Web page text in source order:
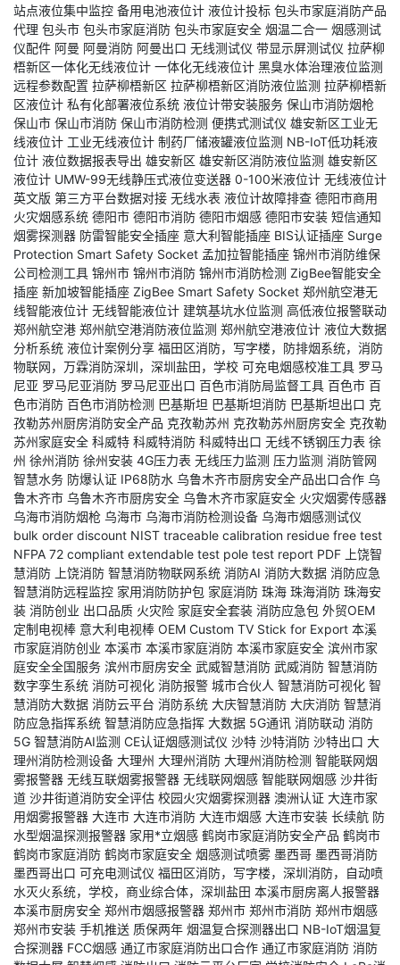
站点液位集中监控 备用电池液位计 液位计投标 包头市家庭消防产品
代理 包头市 包头市家庭消防 包头市家庭安全 烟温二合一 烟感测试
仪配件 阿曼 阿曼消防 阿曼出口 无线测试仪 带显示屏测试仪 拉萨柳
梧新区一体化无线液位计 一体化无线液位计 黑臭水体治理液位监测
远程参数配置 拉萨柳梧新区 拉萨柳梧新区消防液位监测 拉萨柳梧新
区液位计 私有化部署液位系统 液位计带安装服务 保山市消防烟枪
保山市 保山市消防 保山市消防检测 便携式测试仪 雄安新区工业无
线液位计 工业无线液位计 制药厂储液罐液位监测 NB-IoT低功耗液
位计 液位数据报表导出 雄安新区 雄安新区消防液位监测 雄安新区
液位计 UMW-99无线静压式液位变送器 0-100米液位计 无线液位计
英文版 第三方平台数据对接 无线水表 液位计故障排查 德阳市商用
火灾烟感系统 德阳市 德阳市消防 德阳市烟感 德阳市安装 短信通知
烟雾探测器 防雷智能安全插座 意大利智能插座 BIS认证插座 Surge
Protection Smart Safety Socket 孟加拉智能插座 锦州市消防维保
公司检测工具 锦州市 锦州市消防 锦州市消防检测 ZigBee智能安全
插座 新加坡智能插座 ZigBee Smart Safety Socket 郑州航空港无
线智能液位计 无线智能液位计 建筑基坑水位监测 高低液位报警联动
郑州航空港 郑州航空港消防液位监测 郑州航空港液位计 液位大数据
分析系统 液位计案例分享 福田区消防，写字楼，防排烟系统，消防
物联网，万霖消防深圳，深圳盐田，学校 可充电烟感校准工具 罗马
尼亚 罗马尼亚消防 罗马尼亚出口 百色市消防局监督工具 百色市 百
色市消防 百色市消防检测 巴基斯坦 巴基斯坦消防 巴基斯坦出口 克
孜勒苏州厨房消防安全产品 克孜勒苏州 克孜勒苏州厨房安全 克孜勒
苏州家庭安全 科威特 科威特消防 科威特出口 无线不锈钢压力表 徐
州 徐州消防 徐州安装 4G压力表 无线压力监测 压力监测 消防管网
智慧水务 防爆认证 IP68防水 乌鲁木齐市厨房安全产品出口合作 乌
鲁木齐市 乌鲁木齐市厨房安全 乌鲁木齐市家庭安全 火灾烟雾传感器
乌海市消防烟枪 乌海市 乌海市消防检测设备 乌海市烟感测试仪
bulk order discount NIST traceable calibration residue free test
NFPA 72 compliant extendable test pole test report PDF 上饶智
慧消防 上饶消防 智慧消防物联网系统 消防AI 消防大数据 消防应急
智慧消防远程监控 家用消防防护包 家庭消防 珠海 珠海消防 珠海安
装 消防创业 出口品质 火灾险 家庭安全套装 消防应急包 外贸OEM
定制电视棒 意大利电视棒 OEM Custom TV Stick for Export 本溪
市家庭消防创业 本溪市 本溪市家庭消防 本溪市家庭安全 滨州市家
庭安全全国服务 滨州市厨房安全 武威智慧消防 武威消防 智慧消防
数字孪生系统 消防可视化 消防报警 城市合伙人 智慧消防可视化 智
慧消防大数据 消防云平台 消防系统 大庆智慧消防 大庆消防 智慧消
防应急指挥系统 智慧消防应急指挥 大数据 5G通讯 消防联动 消防
5G 智慧消防AI监测 CE认证烟感测试仪 沙特 沙特消防 沙特出口 大
理州消防检测设备 大理州 大理州消防 大理州消防检测 智能联网烟
雾报警器 无线互联烟雾报警器 无线联网烟感 智能联网烟感 沙井街
道 沙井街道消防安全评估 校园火灾烟雾探测器 澳洲认证 大连市家
用烟雾报警器 大连市 大连市消防 大连市烟感 大连市安装 长续航 防
水型烟温探测报警器 家用*立烟感 鹤岗市家庭消防安全产品 鹤岗市
鹤岗市家庭消防 鹤岗市家庭安全 烟感测试喷雾 墨西哥 墨西哥消防
墨西哥出口 可充电测试仪 福田区消防，写字楼，深圳消防，自动喷
水灭火系统，学校，商业综合体，深圳盐田 本溪市厨房离人报警器
本溪市厨房安全 郑州市烟感报警器 郑州市 郑州市消防 郑州市烟感
郑州市安装 手机推送 质保两年 烟温复合探测器出口 NB-IoT烟温复
合探测器 FCC烟感 通辽市家庭消防出口合作 通辽市家庭消防 消防